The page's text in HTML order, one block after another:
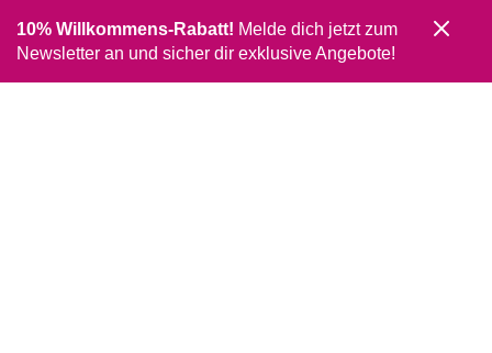
10% Willkommens-Rabatt! Melde dich jetzt zum
Newsletter an und sicher dir exklusive Angebote!